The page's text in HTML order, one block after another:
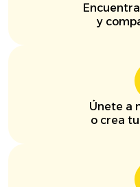
y
Únete a
o crea